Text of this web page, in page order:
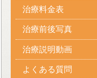
治療料金表
治療前後写真
治療説明動画
よくある質問